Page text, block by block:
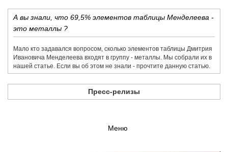
А вы знали, что 69,5% элементов таблицы Менделеева -
это металлы ?
Мало кто задавался вопросом, сколько элементов таблицы Дмитрия
Ивановича Менделеева входят в группу - металлы. Мы собрали их в
нашей статье. Если вы об этом не знали - прочтите данную статью.
Пресс-релизы
Меню